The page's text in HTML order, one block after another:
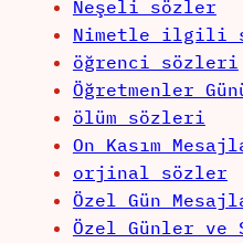
Neşeli sözler
Nimetle ilgili
öğrenci sözleri
Öğretmenler
ölüm sözleri
On Kasım
orjinal sözler
Özel Gün
Özel Günler ve